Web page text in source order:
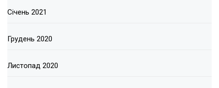
Січень 2021
Грудень 2020
Листопад 2020